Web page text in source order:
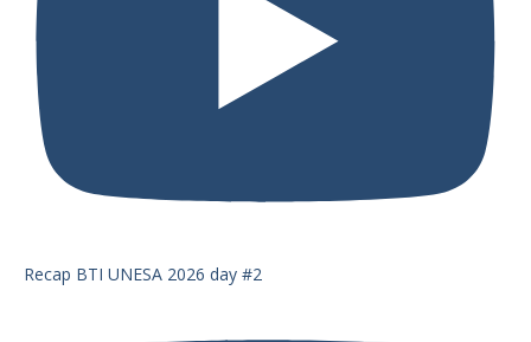
Recap BTI UNESA 2026 day #2